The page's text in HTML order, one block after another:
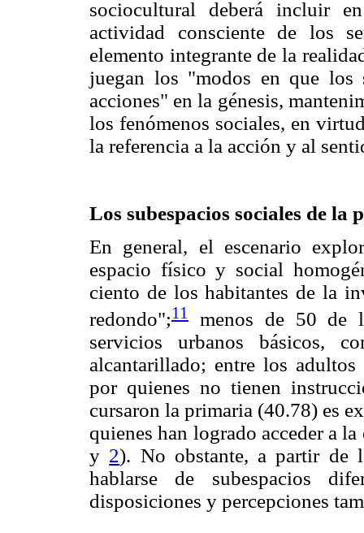
sociocultural deberá incluir
actividad consciente de los
elemento integrante de la
juegan los "modos en que los
acciones" en la génesis,
los fenómenos sociales, en
la referencia a la acción y al
Los subespacios sociales de la
En general, el escenario
espacio físico y social
ciento de los habitantes de la
redondo";11
menos de 50 de
servicios urbanos básicos,
alcantarillado; entre los
por quienes no tienen
cursaron la primaria (40.78) es
quienes han logrado acceder a
y 2). No obstante, a partir de
hablarse de subespacios
disposiciones y percepciones